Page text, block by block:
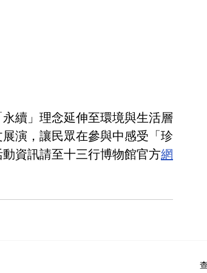
續」理念延伸至環境與生活層
演，讓民眾在參與中感受「珍
資訊請至十三行博物館官方網